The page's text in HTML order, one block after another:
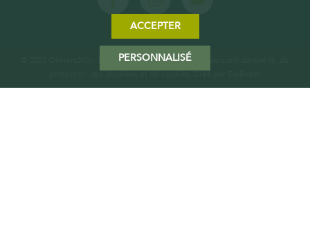
© 2025 Oliviers&Co. Tous droits réservés.Politique de confidentialité, de
protection des données et de cookies. Créé par
ACCEPTER
PERSONNALISÉ